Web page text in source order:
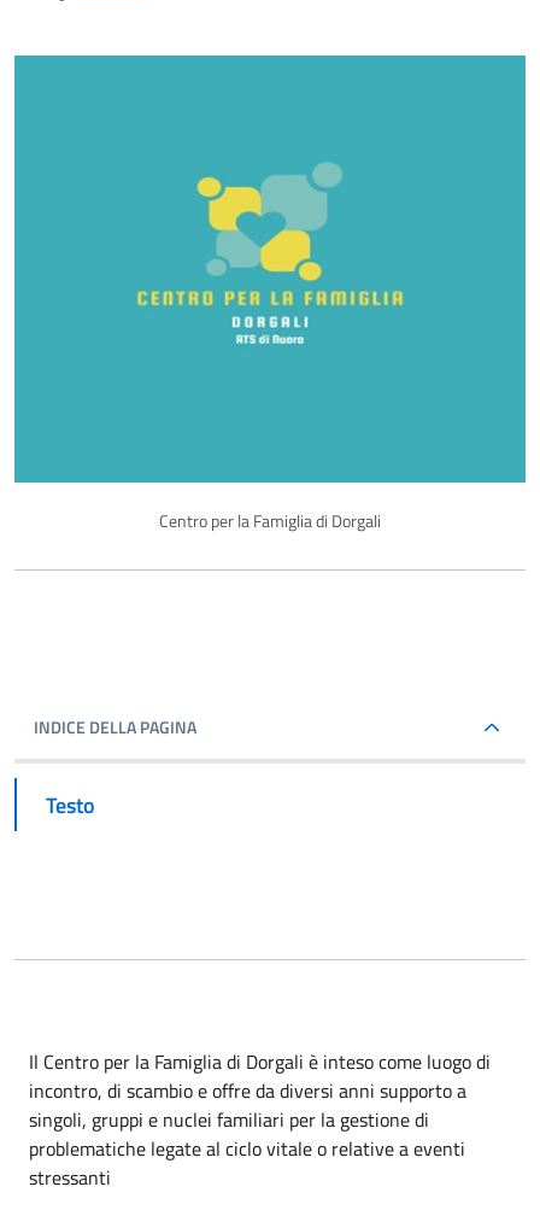
Centro per la Famiglia di Dorgali
INDICE DELLA PAGINA
Testo
Il Centro per la Famiglia di Dorgali è inteso come luogo di
incontro, di scambio e offre da diversi anni supporto a
singoli, gruppi e nuclei familiari per la gestione di
problematiche legate al ciclo vitale o relative a eventi
stressanti